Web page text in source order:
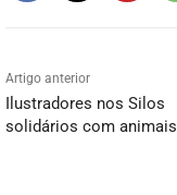
Artigo anterior
Ilustradores nos Silos
solidários com animais